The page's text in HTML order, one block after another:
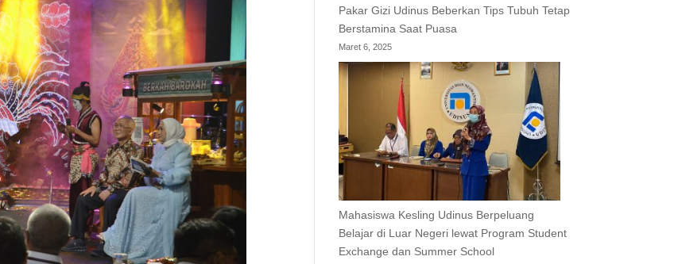
Pakar Gizi Udinus Beberkan Tips Tubuh Tetap
Berstamina Saat Puasa
Maret 6, 2025
Mahasiswa Kesling Udinus Berpeluang
Belajar di Luar Negeri lewat Program Student
Exchange dan Summer School